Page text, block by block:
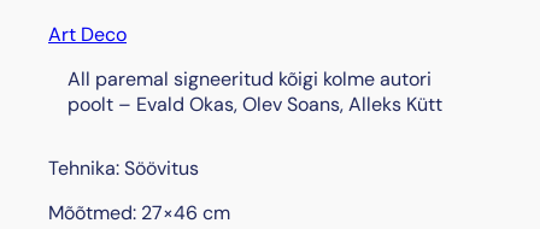
Art Deco
All paremal signeeritud kõigi kolme autori
poolt – Evald Okas, Olev Soans, Alleks Kütt
Tehnika: Söövitus
Mõõtmed: 27×46 cm